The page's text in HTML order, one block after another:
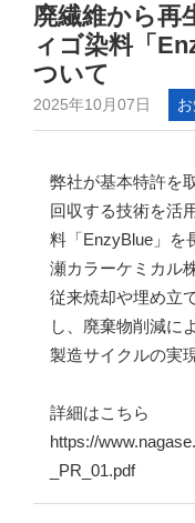
廃繊維から再
ィゴ染料「
ついて
2025年10月07日
弊社が基本特許を
回収する技術を活
料「EnzyBlue」を
瀬カラーケミカル
従来焼却や埋め立
し、廃棄物削減に
製造サイクルの実
詳細はこちら
https://
_PR_01.pdf